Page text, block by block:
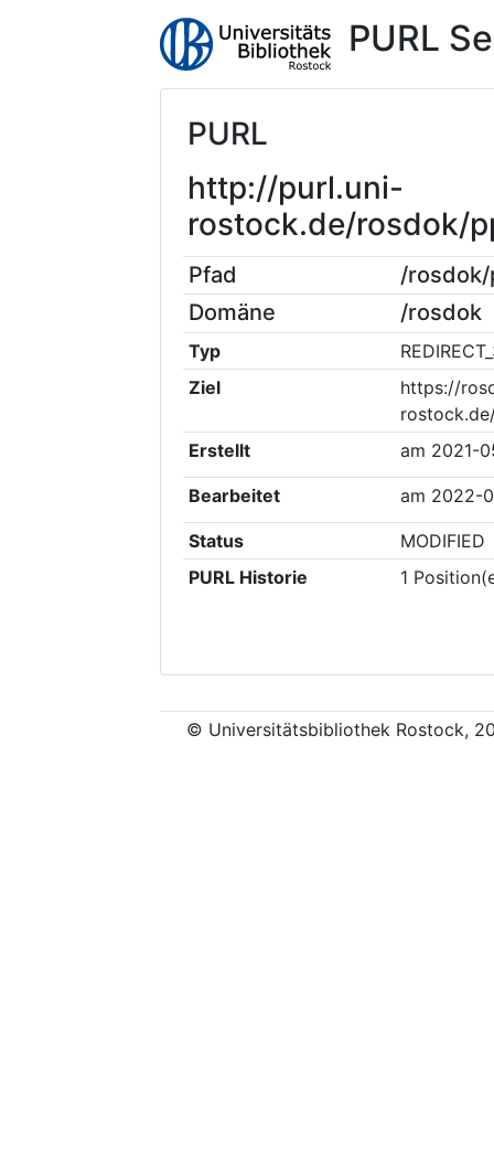
PURL
PURL
http://purl.uni-
rostock.de/rosdok/
Pfad
/rosdok/
Domäne
/rosdok
Typ
Ziel
https://
Erstellt
am 2021-
Bearbeitet am 2022-
Status
MODIFIED
PURL Historie
1
© Universitätsbibliothek Rostock,